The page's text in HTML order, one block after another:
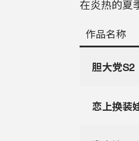
在炎热的夏
作品名称
胆大党S2
恋上换装